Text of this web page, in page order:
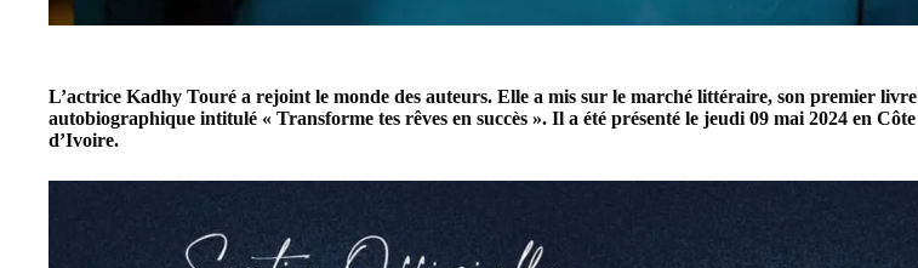
L’actrice Kadhy Touré a rejoint le monde des auteurs. Elle a mis sur le marché littéraire, son premier livre
autobiographique intitulé « Transforme tes rêves en succès ». Il a été présenté le jeudi 09 mai 2024 en Côte
d’Ivoire.